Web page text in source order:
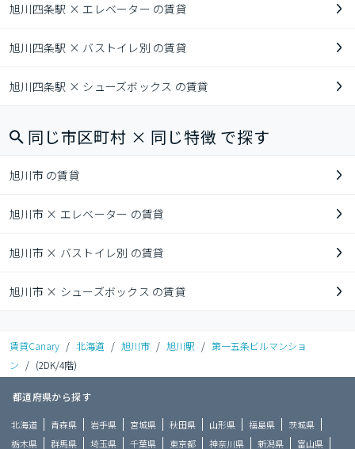
旭川四条駅 × エレベーター の賃貸
旭川四条駅 × バストイレ別 の賃貸
旭川四条駅 × シューズボックス の賃貸
同じ市区町村 × 同じ特徴 で探す
旭川市 の賃貸
旭川市 × エレベーター の賃貸
旭川市 × バストイレ別 の賃貸
旭川市 × シューズボックス の賃貸
賃貸Canary / 北海道 / 旭川市 / 旭川駅 / 第一五条ビルマンショ
ン / (2DK/4階)
都道府県から探す
北海道 青森県 岩手県 宮城県 秋田県 山形県 福島県
茨城県
栃木県
群馬県 埼玉県 千葉県 東京都 神奈川県 新潟県 富山県